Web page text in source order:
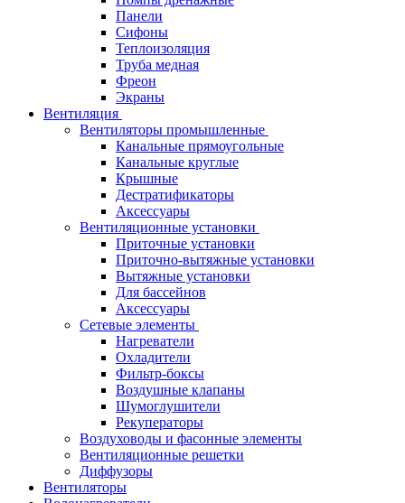
Панели
Сифоны
Теплоизоляция
Труба медная
Фреон
Экраны
Вентиляция
Вентиляторы промышленные
Канальные прямоугольные
Канальные круглые
Крышные
Дестратификаторы
Аксессуары
Вентиляционные установки
Приточные установки
Приточно-вытяжные установки
Вытяжные установки
Для бассейнов
Аксессуары
Сетевые элементы
Нагреватели
Охладители
Фильтр-боксы
Воздушные клапаны
Шумоглушители
Рекуператоры
Воздуховоды и фасонные элементы
Вентиляционные решетки
Диффузоры
Вентиляторы